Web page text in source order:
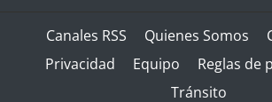
Canales RSS Quienes Somos
Privacidad
Equipo
Reglas de
Tránsito